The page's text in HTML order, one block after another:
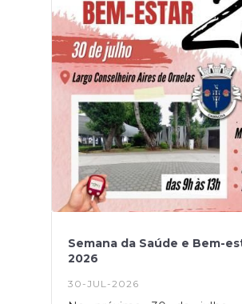
Semana da Saúde e Bem-
2026
30-JUL-2026